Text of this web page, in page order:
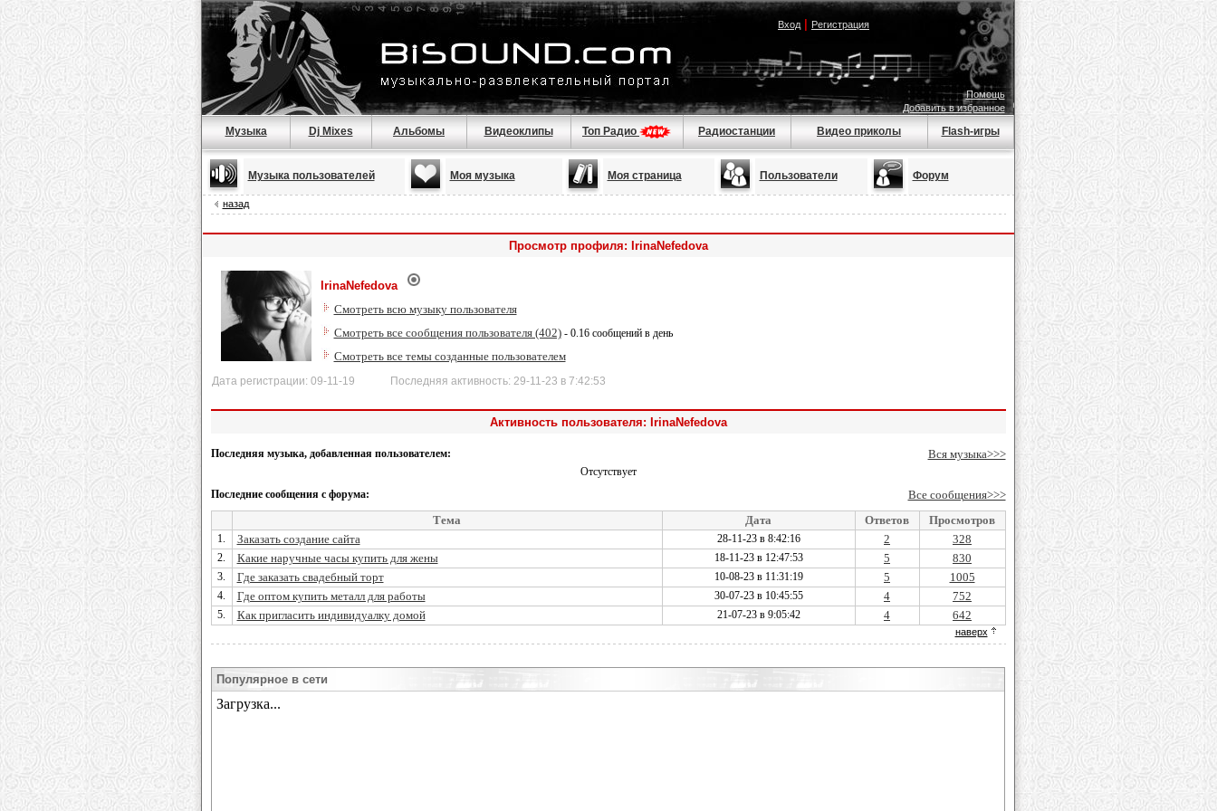
Вход| Регистрация
Помощь
Добавить в избранное
Музыка Dj Mixes Альбомы Видеоклипы Топ Радио Радиостанции Видео приколы Flash-игры
Музыка пользователей Моя музыка Моя страница Пользователи Форум
назад
Просмотр профиля: IrinaNefedova
IrinaNefedova
Смотреть всю музыку пользователя
Смотреть все сообщения пользователя (402)- 0.16 сообщений в день
Смотреть все темы созданные пользователем
Дата регистрации: 09-11-19 Последняя активность: 29-11-23 в 7:42:53
Активность пользователя: IrinaNefedova
Последняя музыка, добавленная пользователем: Вся музыка>>>
Отсутствует
Последние сообщения с форума:
Все сообщения>>>
Тема
Дата Ответов Просмотров
1. Заказать создание сайта 28-11-23 в 8:42:16 2 328
2. Какие наручные часы купить для жены 18-11-23 в 12:47:53 5 830
3. Где заказать свадебный торт 10-08-23 в 11:31:19 5 1005
4. Где оптом купить металл для работы 30-07-23 в 10:45:55 4 752
5. Как пригласить индивидуалку домой 21-07-23 в 9:05:42 4 642
наверх
Популярное в сети